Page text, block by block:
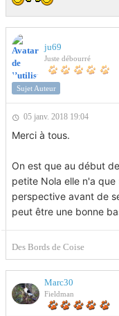
ju69
Juste débourré
Sujet Auteur
05 janv. 2018 19:04
Merci à tous.
On est que au début
petite Nola elle n'a
perspective avant de
peut être une bonne
Des Bords de Coise
Marc30
Fieldman